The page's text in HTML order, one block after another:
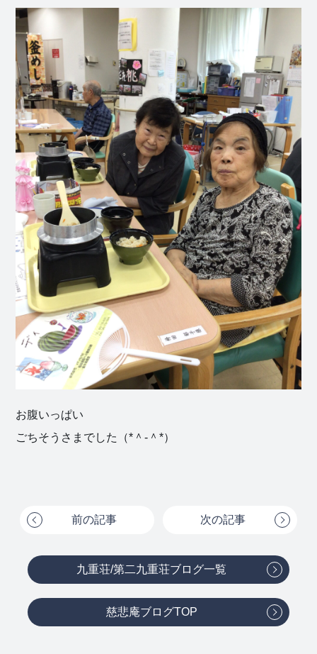
お腹いっぱい
ごちそうさまでした（*＾-＾*）
前の記事 次の記事
九重荘/第二九重荘ブログ一覧
慈悲庵ブログTOP